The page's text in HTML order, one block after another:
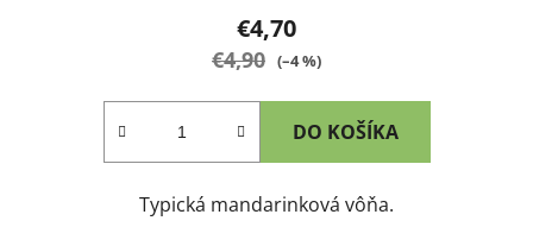
€4,70
€4,90 (–4 %)
DO KOŠÍKA
Typická mandarinková vôňa.